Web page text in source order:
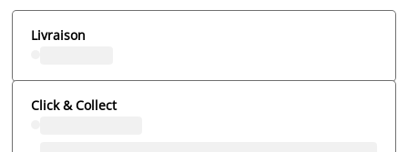
Livraison
Click & Collect